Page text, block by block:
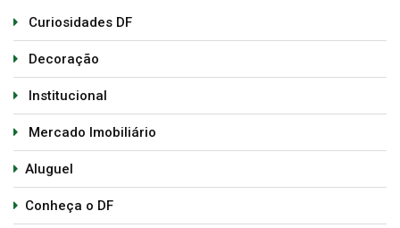
Curiosidades DF
Decoração
Institucional
Mercado Imobiliário
Aluguel
Conheça o DF